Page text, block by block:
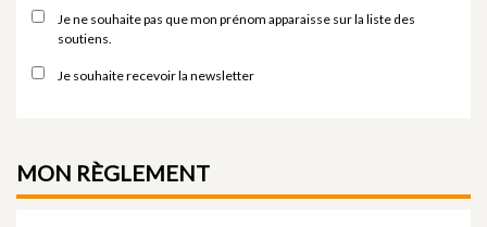
Je ne souhaite pas que mon prénom apparaisse sur la liste des
soutiens.
Je souhaite recevoir la newsletter
MON RÈGLEMENT